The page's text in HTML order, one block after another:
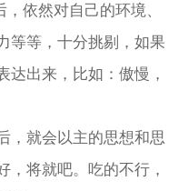
依然对自己的环境、
等等，十分挑剔，如果
达出来，比如：傲慢，
，就会以主的思想和思
，将就吧。吃的不行，